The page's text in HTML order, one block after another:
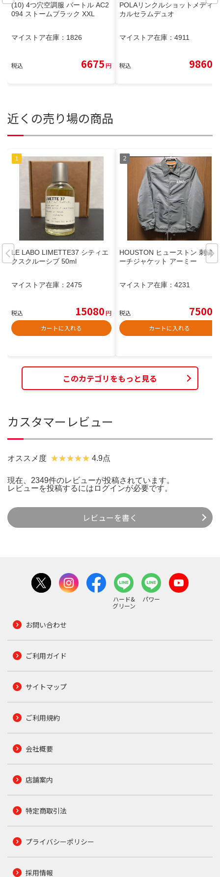
(10) 4つ穴空調服 バートル AC2
094 ストームブラック XXL
マイストア在庫： 1826
税込 6675円
POLAリンクルショットメディ
カルセラムデュオ
マイストア在庫： 4911
税込 9860
近くの売り場の商品
LE LABO LIMETTE37 シティエ
クスクルーシブ 50ml
マイストア在庫： 2475
税込 15080円
カートに入れる
HOUSTON ヒューストン 刺繍コ
ーチジャケット アーミー
マイストア在庫： 4231
税込 7500
カートに入れる
このカテゴリをもっと見る
カスタマーレビュー
オススメ度 4.9点
現在、2349件のレビューが投稿されています。
レビューを投稿するには ログインが必要です。
レビューを書く
ハード&
グリーン
パワー
お問い合わせ
ご利用ガイド
サイトマップ
ご利用規約
会社概要
店舗案内
特定商取引法
プライバシーポリシー
採用情報